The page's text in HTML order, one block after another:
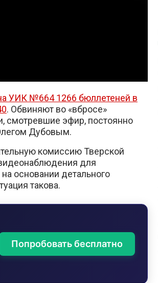
УИК №664 1266 бюллетеней в
. Обвиняют во «вбросе»
смотревшие эфир, постоянно
Дубовым.
комиссию Тверской
для
основании детального
такова.
Попробовать бесплатно